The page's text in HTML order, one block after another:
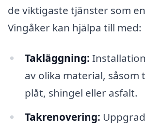
de viktigaste tjänster som
Vingåker kan hjälpa till med:
Takläggning:
av olika material, såsom
plåt, shingel eller asfalt.
Takrenovering: